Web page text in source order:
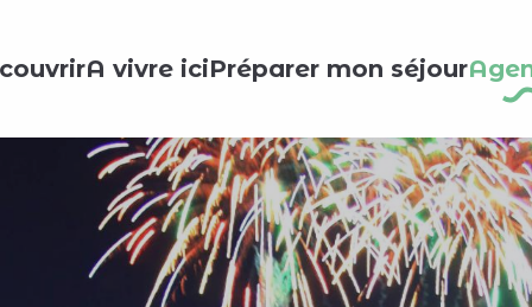
A vivre iciPréparer mon séjour